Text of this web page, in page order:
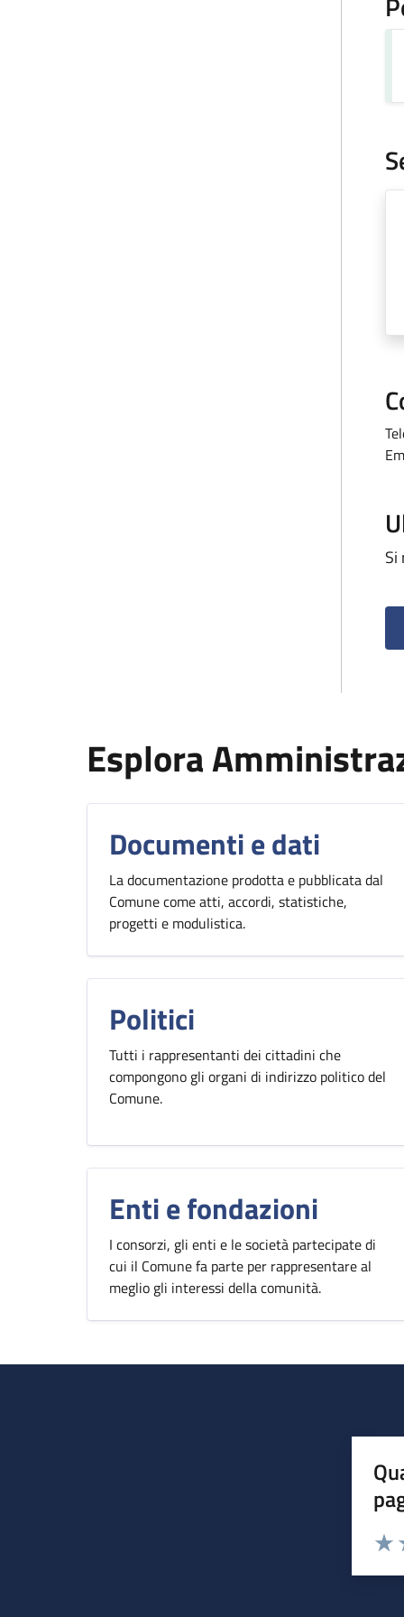
Si
Esplora
Documenti e dati
La documentazione prodotta e pubblicata dal
Comune come atti, accordi, statistiche,
progetti e modulistica.
Politici
Tutti i rappresentanti dei cittadini che
compongono gli organi di indirizzo politico del
Comune.
Enti e fondazioni
I consorzi, gli enti e le società partecipate di
cui il Comune fa parte per rappresentare al
meglio gli interessi della comunità.